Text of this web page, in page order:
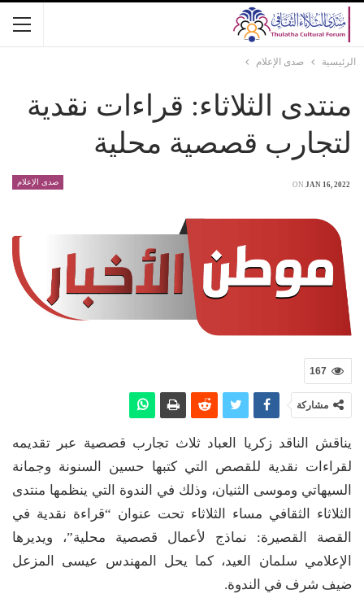
الرئيسية صدى الإعلام
منتدى الثلاثاء: قراءات نقدية
لتجارب قصصية محلية
صدى الإعلام ON JAN 16, 2022
167
مشاركة
يناقش الناقد زكريا العباد ثلاث تجارب قصصية عبر تقديمه
لقراءات نقدية للقصص التي كتبها حسين السنونة وجمانة
السيهاتي وموسى الثنيان، وذلك في الندوة التي ينظمها منتدى
الثلاثاء الثقافي مساء الثلاثاء تحت عنوان “قراءة نقدية في
القصة القصيرة: نماذج لأعمال قصصية محلية”، ويديرها
الإعلامي سلمان العيد، كما يحل المهندس عيسى المزعل
ضيف شرف في الندوة.